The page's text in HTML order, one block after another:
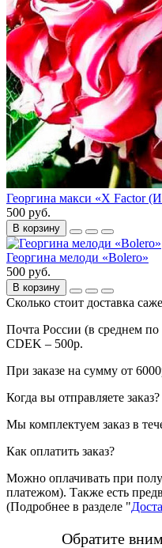
Георгина макси «X Factor
500 руб.
В корзину
Георгина мелоди «Bolero»
500 руб.
В корзину
Сколько стоит доставка
Почта России (в среднем
CDEK – 500р.
При заказе на сумму от
Когда вы отправляете заказ?
Мы комплектуем заказ в
Как оплатить заказ?
Можно оплачивать при
платежом). Также есть
(Подробнее в разделе "
Обратите